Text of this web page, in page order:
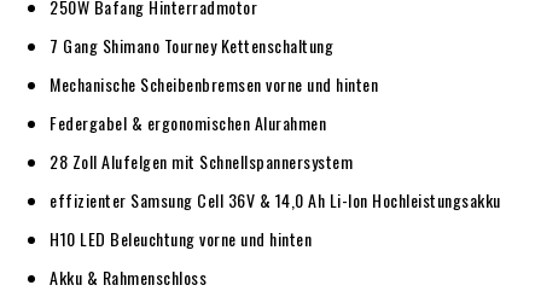
250W Bafang Hinterradmotor
7 Gang Shimano Tourney Kettenschaltung
Mechanische Scheibenbremsen vorne und hinten
Federgabel & ergonomischen Alurahmen
28 Zoll Alufelgen mit Schnellspannersystem
effizienter Samsung Cell 36V & 14,0 Ah Li-Ion Hochleistungsakku
H10 LED Beleuchtung vorne und hinten
Akku & Rahmenschloss